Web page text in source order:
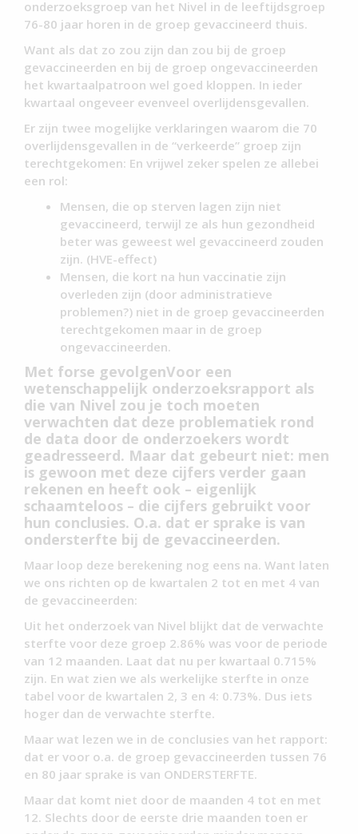
onderzoeksgroep van het Nivel in de leeftijdsgroep
76-80 jaar horen in de groep gevaccineerd thuis.
Want als dat zo zou zijn dan zou bij de groep
gevaccineerden en bij de groep ongevaccineerden
het kwartaalpatroon wel goed kloppen. In ieder
kwartaal ongeveer evenveel overlijdensgevallen.
Er zijn twee mogelijke verklaringen waarom die 70
overlijdensgevallen in de “verkeerde” groep zijn
terechtgekomen: En vrijwel zeker spelen ze allebei
een rol:
Mensen, die op sterven lagen zijn niet
gevaccineerd, terwijl ze als hun gezondheid
beter was geweest wel gevaccineerd zouden
zijn. (HVE-effect)
Mensen, die kort na hun vaccinatie zijn
overleden zijn (door administratieve
problemen?) niet in de groep gevaccineerden
terechtgekomen maar in de groep
ongevaccineerden.
Met forse gevolgenVoor een
wetenschappelijk onderzoeksrapport als
die van Nivel zou je toch moeten
verwachten dat deze problematiek rond
de data door de onderzoekers wordt
geadresseerd. Maar dat gebeurt niet: men
is gewoon met deze cijfers verder gaan
rekenen en heeft ook – eigenlijk
schaamteloos – die cijfers gebruikt voor
hun conclusies. O.a. dat er sprake is van
ondersterfte bij de gevaccineerden.
Maar loop deze berekening nog eens na. Want laten
we ons richten op de kwartalen 2 tot en met 4 van
de gevaccineerden:
Uit het onderzoek van Nivel blijkt dat de verwachte
sterfte voor deze groep 2.86% was voor de periode
van 12 maanden. Laat dat nu per kwartaal 0.715%
zijn. En wat zien we als werkelijke sterfte in onze
tabel voor de kwartalen 2, 3 en 4: 0.73%. Dus iets
hoger dan de verwachte sterfte.
Maar wat lezen we in de conclusies van het rapport:
dat er voor o.a. de groep gevaccineerden tussen 76
en 80 jaar sprake is van ONDERSTERFTE.
Maar dat komt niet door de maanden 4 tot en met
12. Slechts door de eerste drie maanden toen er